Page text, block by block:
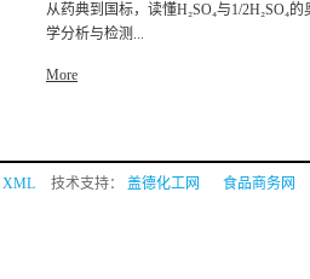
从药典到国标，读懂H₂SO₄与1/2H₂SO₄
学分析与检测...
More
XML 技术支持： 盖德化工网 食品商务网